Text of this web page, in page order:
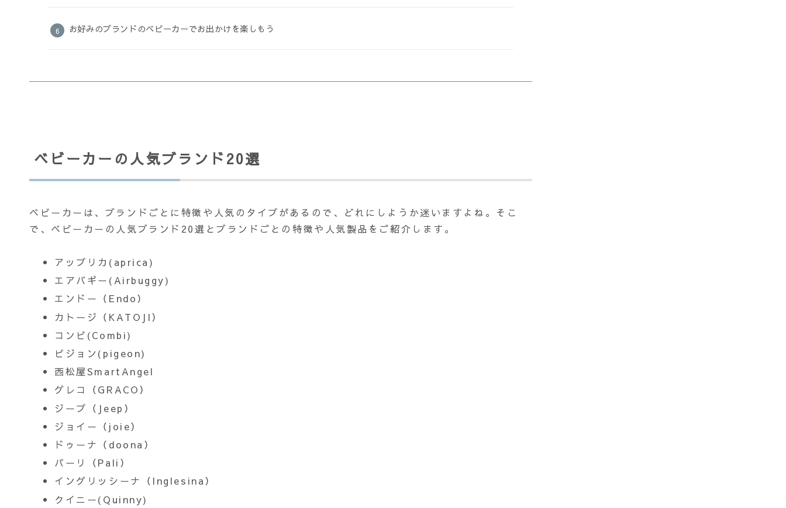
お好みのブランドのベビーカーでお出かけを楽しもう
ベビーカーの人気ブランド20選
ベビーカーは、ブランドごとに特徴や人気のタイプがあるので、どれにしようか迷いますよね。そこ
で、ベビーカーの人気ブランド20選とブランドごとの特徴や人気製品をご紹介します。
アップリカ(aprica)
エアバギー(Airbuggy)
エンドー（Endo）
カトージ（KATOJI）
コンビ(Combi)
ピジョン(pigeon)
西松屋SmartAngel
グレコ（GRACO）
ジープ（Jeep）
ジョイー（joie）
ドゥーナ（doona）
パーリ（Pali）
イングリッシーナ（Inglesina）
クイニー(Quinny)